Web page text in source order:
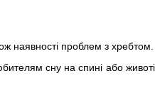
наявності проблем з хребтом.
сну на спині або животі